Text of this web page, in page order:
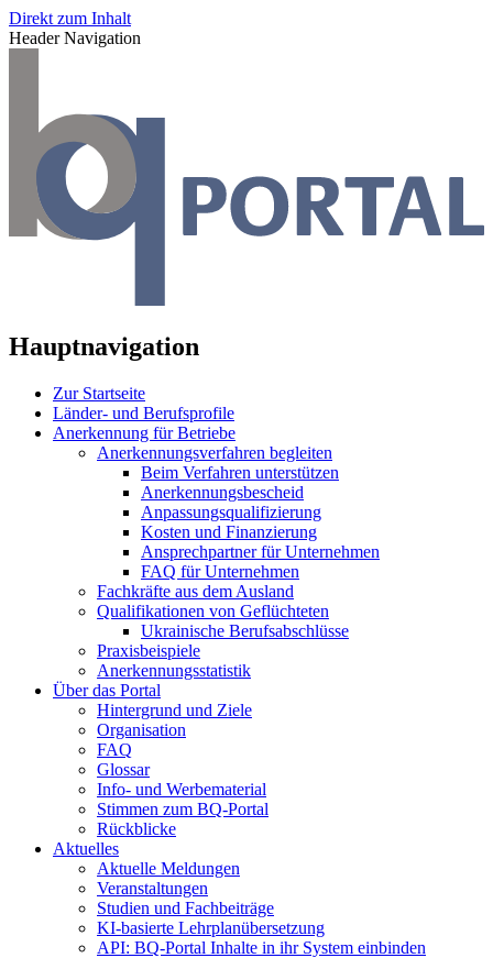
Direkt zum Inhalt
Header Navigation
Hauptnavigation
Zur Startseite
Länder- und Berufsprofile
Anerkennung für Betriebe
Anerkennungsverfahren begleiten
Beim Verfahren unterstützen
Anerkennungsbescheid
Anpassungsqualifizierung
Kosten und Finanzierung
Ansprechpartner für Unternehmen
FAQ für Unternehmen
Fachkräfte aus dem Ausland
Qualifikationen von Geflüchteten
Ukrainische Berufsabschlüsse
Praxisbeispiele
Anerkennungsstatistik
Über das Portal
Hintergrund und Ziele
Organisation
FAQ
Glossar
Info- und Werbematerial
Stimmen zum BQ-Portal
Rückblicke
Aktuelles
Aktuelle Meldungen
Veranstaltungen
Studien und Fachbeiträge
KI-basierte Lehrplanübersetzung
API: BQ-Portal Inhalte in ihr System einbinden